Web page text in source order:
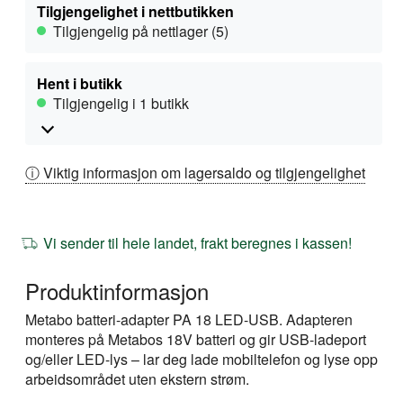
Tilgjengelighet i nettbutikken
Tilgjengelig på nettlager (5)
Hent i butikk
Tilgjengelig i 1 butikk
ⓘ Viktig informasjon om lagersaldo og tilgjengelighet
Vi sender til hele landet, frakt beregnes i kassen!
Produktinformasjon
Metabo batteri-adapter PA 18 LED-USB. Adapteren
monteres på Metabos 18V batteri og gir USB-ladeport
og/eller LED-lys – lar deg lade mobiltelefon og lyse opp
arbeidsområdet uten ekstern strøm.